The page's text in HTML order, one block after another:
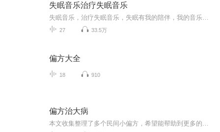
失眠音乐治疗失眠音乐
27 33.5万
偏方大全
18 910
偏方治大病